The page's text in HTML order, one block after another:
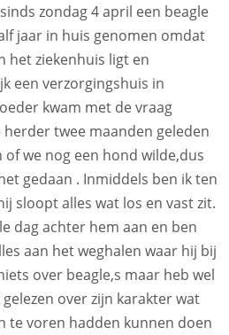
zondag 4 april een beagle
jaar in huis genomen omdat
het ziekenhuis ligt en
een verzorgingshuis in
kwam met de vraag
twee maanden geleden
of we nog een hond wilde,dus
gedaan . Inmiddels ben ik ten
sloopt alles wat los en vast zit.
dag achter hem aan en ben
aan het weghalen waar hij bij
over beagle,s maar heb wel
over zijn karakter wat
te voren hadden kunnen doen